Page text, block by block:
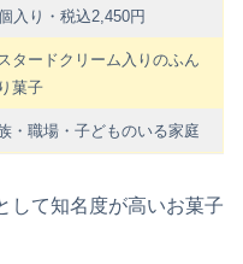
入り・税込2,450円
タードクリーム入りのふん
菓子
・職場・子どものいる家庭
して知名度が高いお菓子